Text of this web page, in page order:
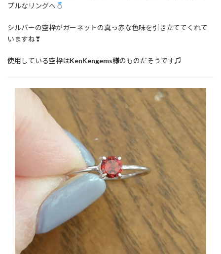
プルなリングへ
シルバーの空枠がガーネットの真っ赤な色味を引き立ててくれて
いますね❣
使用している空枠はKenKengems様のものだそうです♫